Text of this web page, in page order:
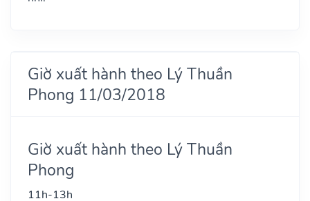
Giờ xuất hành theo Lý Thuần
Phong 11/03/2018
Giờ xuất hành theo Lý Thuần
Phong
11h-13h